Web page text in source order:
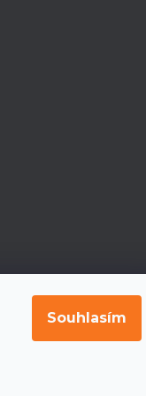
Souhlasím